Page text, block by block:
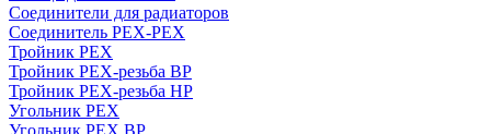
Соединители для радиаторов
Соединитель PEX-PEX
Тройник PEX
Тройник PEX-резьба ВР
Тройник PEX-резьба НР
Угольник PEX
Угольник PEX ВР